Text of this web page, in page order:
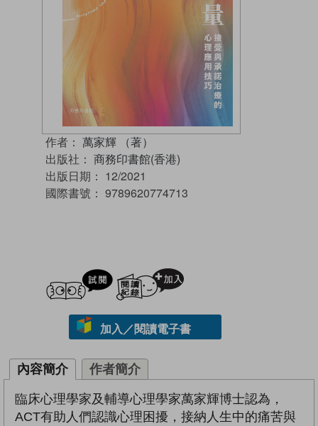
作者： 萬家輝 （著）
出版社： 商務印書館(香港)
出版日期： 12/2021
國際書號： 9789620774713
試閲
加入／閱讀電子書
內容簡介 作者簡介
臨床心理學家及輔導心理學家萬家輝博士認為，
ACT有助人們認識心理困擾，接納人生中的痛苦與